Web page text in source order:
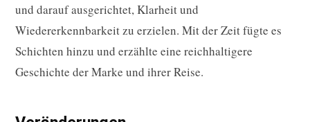
und darauf ausgerichtet, Klarheit und
Wiedererkennbarkeit zu erzielen. Mit der Zeit fügte es
Schichten hinzu und erzählte eine reichhaltigere
Geschichte der Marke und ihrer Reise.